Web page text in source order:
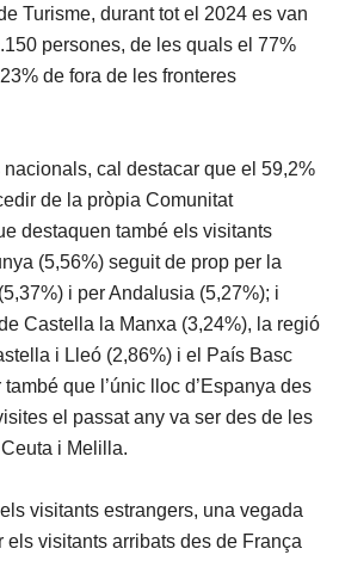
Turisme, durant tot el 2024 es van
persones, de les quals el 77%
de fora de les fronteres
cal destacar que el 59,2%
de la pròpia Comunitat
destaquen també els visitants
(5,56%) seguit de prop per la
i per Andalusia (5,27%); i
Castella la Manxa (3,24%), la regió
i Lleó (2,86%) i el País Basc
que l’únic lloc d’Espanya des
el passat any va ser des de les
i Melilla.
visitants estrangers, una vegada
els visitants arribats des de França